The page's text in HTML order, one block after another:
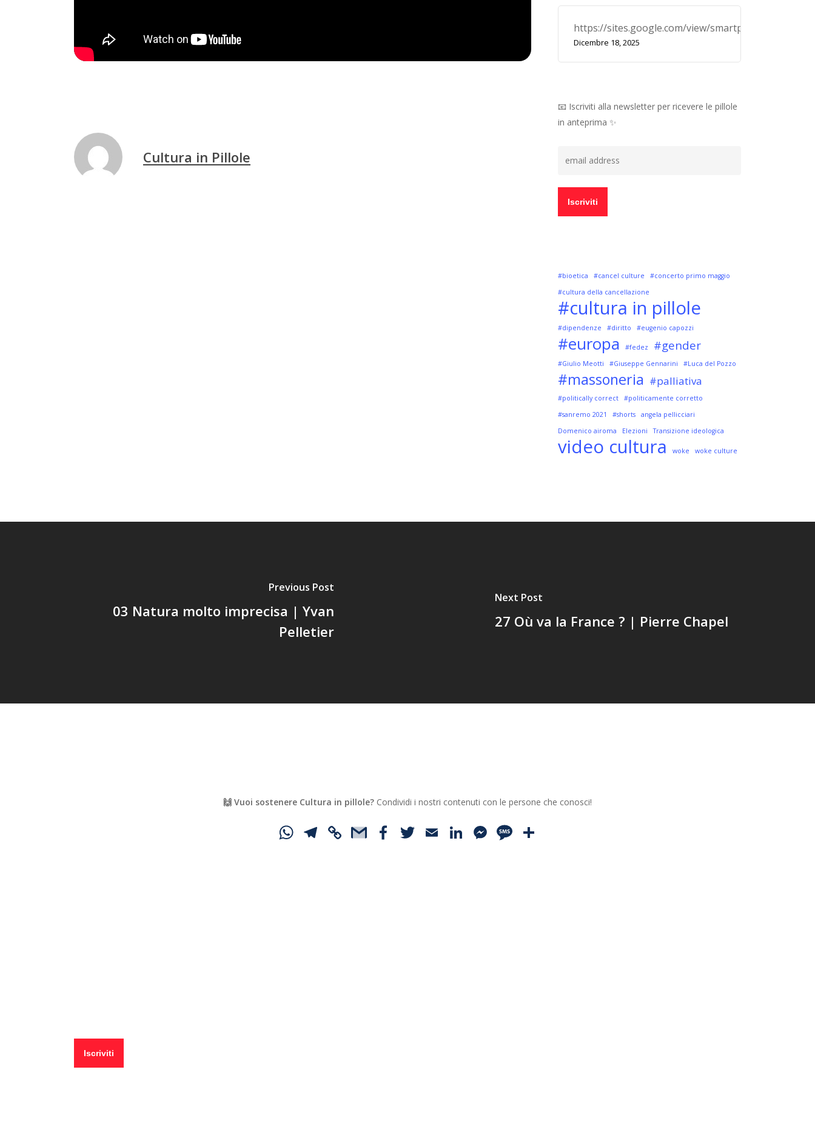
Cultura in Pillole
https://sites.google.com/view/
Dicembre 18, 2025
📧 Iscriviti alla newsletter per ricevere le pillole
in anteprima ✨
#bioetica #cancel culture
#concerto primo maggio
#cultura della cancellazione
#cultura in pillole
#dipendenze #diritto #eugenio capozzi
#europa #fedez #gender
#Giulio Meotti #Giuseppe Gennarini #Luca del Pozzo
#massoneria #palliativa
#politically correct
#politicamente corretto
#sanremo 2021
#shorts
angela pellicciari
Domenico airoma
Elezioni Transizione ideologica
video cultura woke woke culture
Previous Post
03 Natura molto imprecisa | Yvan
Pelletier
Next Post
27 Où va la France ? | Pierre Chapel
🙌 Vuoi sostenere Cultura in pillole? Condividi i nostri contenuti con le persone che conosci!
WhatsApp
Telegram
CopyGmailFacebook
Twitter
EmailLinkedIn
Messenger
SMS